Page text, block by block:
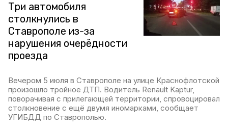
Три автомобиля
столкнулись в
Ставрополе из-за
нарушения очерёдности
проезда
Вечером 5 июля в Ставрополе на улице Краснофлотской
произошло тройное ДТП. Водитель Renault Kaptur,
поворачивая с прилегающей территории, спровоцировал
столкновение с ещё двумя иномарками, сообщает
УГИБДД по Ставрополью.